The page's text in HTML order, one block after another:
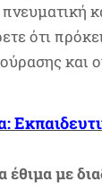
ότι
και
έθιμα με